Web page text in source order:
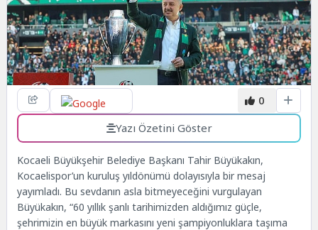
0
Yazı Özetini Göster
Kocaeli Büyükşehir Belediye Başkanı Tahir Büyükakın,
Kocaelispor’un kuruluş yıldönümü dolayısıyla bir mesaj
yayımladı. Bu sevdanın asla bitmeyeceğini vurgulayan
Büyükakın, “60 yıllık şanlı tarihimizden aldığımız güçle,
şehrimizin en büyük markasını yeni şampiyonluklara taşıma